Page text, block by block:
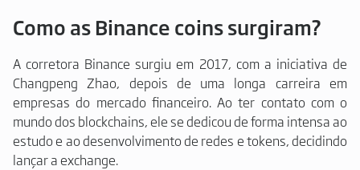
Como as Binance coins surgiram?
A corretora Binance surgiu em 2017, com a iniciativa de
Changpeng Zhao, depois de uma longa carreira em
empresas do mercado financeiro. Ao ter contato com o
mundo dos blockchains, ele se dedicou de forma intensa ao
estudo e ao desenvolvimento de redes e tokens, decidindo
lançar a exchange.